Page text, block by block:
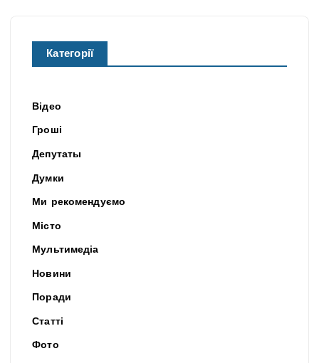
Категорії
Відео
Гроші
Депутаты
Думки
Ми рекомендуємо
Місто
Мультимедіа
Новини
Поради
Статті
Фото